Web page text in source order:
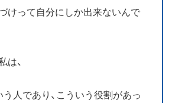
けって自分にしか出来ないんで
は、
う人であり、こういう役割があっ